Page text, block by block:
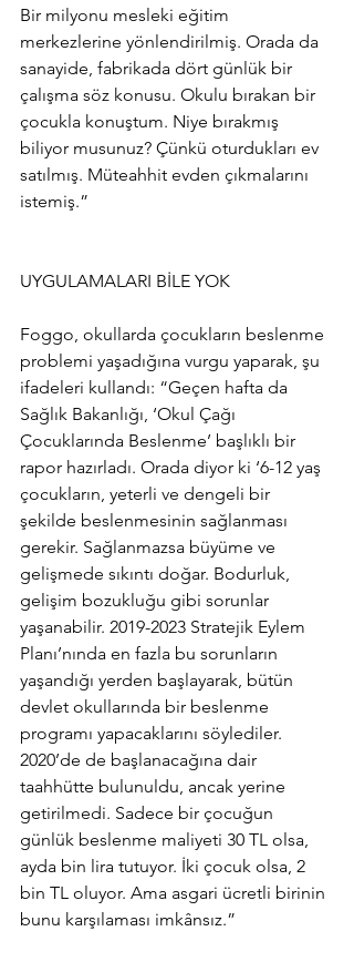
Bir milyonu mesleki eğitim
merkezlerine yönlendirilmiş. Orada da
sanayide, fabrikada dört günlük bir
çalışma söz konusu. Okulu bırakan bir
çocukla konuştum. Niye bırakmış
biliyor musunuz? Çünkü oturdukları ev
satılmış. Müteahhit evden çıkmalarını
istemiş.”
UYGULAMALARI BİLE YOK
Foggo, okullarda çocukların beslenme
problemi yaşadığına vurgu yaparak, şu
ifadeleri kullandı: “Geçen hafta da
Sağlık Bakanlığı, ‘Okul Çağı
Çocuklarında Beslenme’ başlıklı bir
rapor hazırladı. Orada diyor ki ‘6-12 yaş
çocukların, yeterli ve dengeli bir
şekilde beslenmesinin sağlanması
gerekir. Sağlanmazsa büyüme ve
gelişmede sıkıntı doğar. Bodurluk,
gelişim bozukluğu gibi sorunlar
yaşanabilir. 2019-2023 Stratejik Eylem
Planı’nında en fazla bu sorunların
yaşandığı yerden başlayarak, bütün
devlet okullarında bir beslenme
programı yapacaklarını söylediler.
2020’de de başlanacağına dair
taahhütte bulunuldu, ancak yerine
getirilmedi. Sadece bir çocuğun
günlük beslenme maliyeti 30 TL olsa,
ayda bin lira tutuyor. İki çocuk olsa, 2
bin TL oluyor. Ama asgari ücretli birinin
bunu karşılaması imkânsız.”